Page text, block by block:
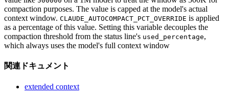
compaction purposes. The value is capped at the model's actual
context window. CLAUDE_AUTOCOMPACT_PCT_OVERRIDE is applied
as a percentage of this value. Setting this variable decouples the
compaction threshold from the status line's used_percentage,
which always uses the model's full context window
関連ドキュメント
extended context